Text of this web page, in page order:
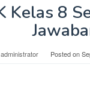
Kelas 8
administrator Posted on